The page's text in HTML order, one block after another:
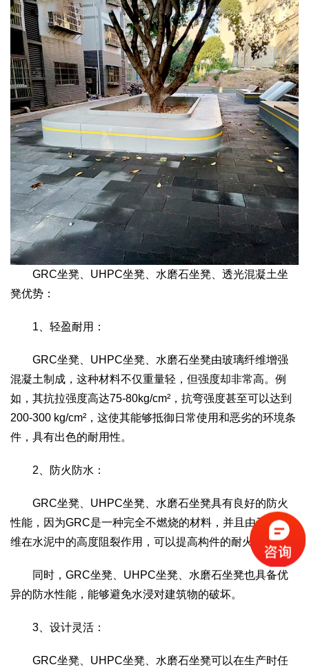
GRC坐凳、UHPC坐凳、水磨石坐凳、透光混凝土坐
凳优势：
1、轻盈耐用：
GRC坐凳、UHPC坐凳、水磨石坐凳由玻璃纤维增强
混凝土制成，这种材料不仅重量轻，但强度却非常高。例
如，其抗拉强度高达75-80kg/cm²，抗弯强度甚至可以达到
200-300 kg/cm²，这使其能够抵御日常使用和恶劣的环境条
件，具有出色的耐用性。
2、防火防水：
GRC坐凳、UHPC坐凳、水磨石坐凳具有良好的防火
性能，因为GRC是一种完全不燃烧的材料，并且由于其纤
维在水泥中的高度阻裂作用，可以提高构件的耐火度。
同时，GRC坐凳、UHPC坐凳、水磨石坐凳也具备优
异的防水性能，能够避免水浸对建筑物的破坏。
3、设计灵活：
GRC坐凳、UHPC坐凳、水磨石坐凳可以在生产时任